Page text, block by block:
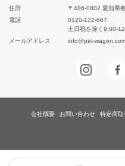
住所
〒486-0802 愛知県
電話
0120-122-667
土日祝を除く9:00-
メールアドレス
info@pet-
会社概要 お問い合わせ 特定商